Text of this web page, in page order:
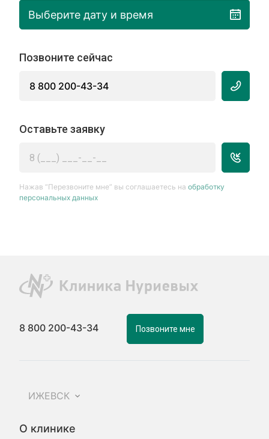
Выберите дату и время
Позвоните сейчас
8 800 200-43-34
Оставьте заявку
Нажав “Перезвоните мне” вы соглашаетесь наобработку
персональных данных
8 800 200-43-34 Позвоните мне
ИЖЕВСК
О клинике